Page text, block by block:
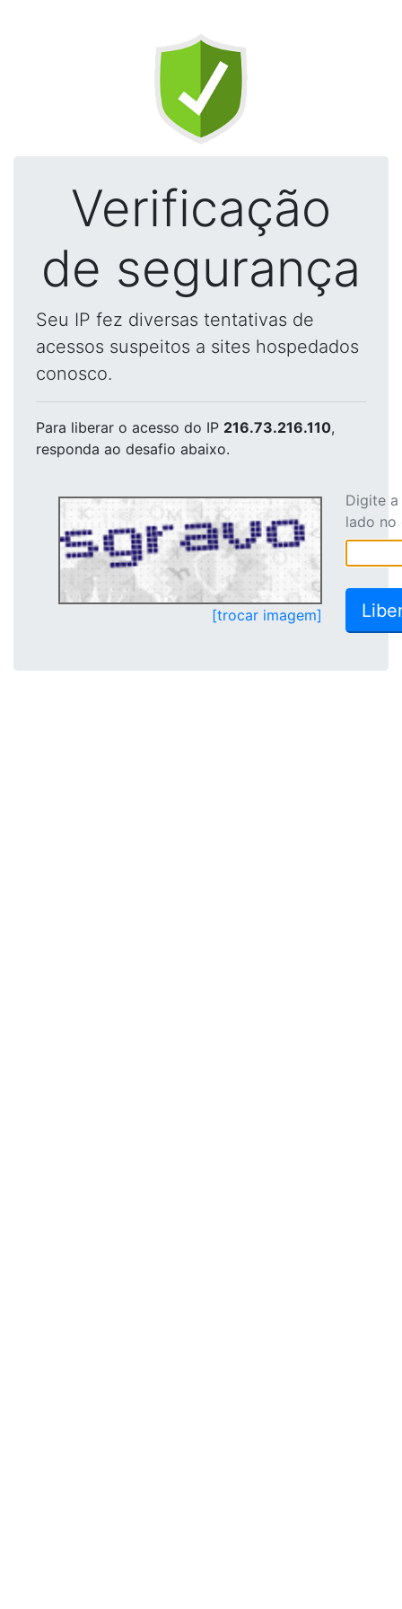
Verificação
de segurança
Seu IP fez diversas tentativas de
acessos suspeitos a sites hospedados
conosco.
Para liberar o acesso do IP 216.73.216.110,
responda ao desafio abaixo.
[trocar imagem]
Digite
lado no